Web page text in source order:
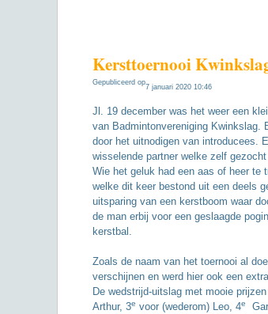
Kersttoernooi
Gepubliceerd op
7 januari 2020 10:46
Jl. 19 december was het weer een
van Badmintonvereniging Kwinkslag.
door het uitnodigen van introducees.
wisselende partner welke zelf
Wie het geluk had een aas of heer te
welke dit keer bestond uit een deels
uitsparing van een kerstboom waar
de man erbij voor een geslaagde
kerstbal.
Zoals de naam van het toernooi al
verschijnen en werd hier ook een
De wedstrijd-uitslag met mooie
Arthur, 3e voor (wederom) Leo, 4e